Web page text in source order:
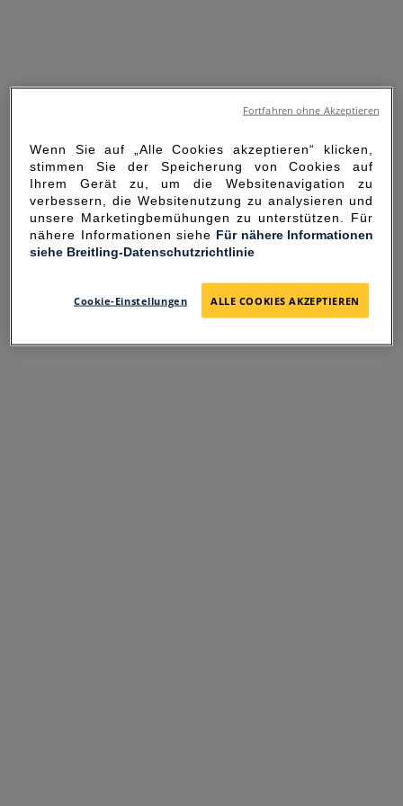
SORRY FOR THE
INCONVENIENCE
Wenn Sie auf „Alle Cookies akzeptieren“ klicken,
stimmen Sie der Speicherung von Cookies auf
Ihrem Gerät zu, um die Websitenavigation zu
verbessern, die Websitenutzung zu analysieren und
unsere Marketingbemühungen zu unterstützen. Für
nähere Informationen siehe Für nähere Informationen
siehe Breitling-Datenschutzrichtlinie
Cookie-Einstellungen ALLE COOKIES AKZEPTIEREN
Fortfahren ohne Akzeptieren